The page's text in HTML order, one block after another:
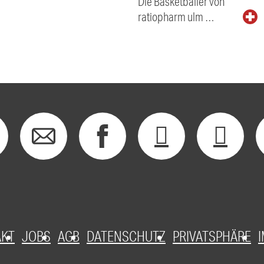
ratiopharm ulm …
JOBS AGB DATENSCHUTZ PRIVATSPHÄRE